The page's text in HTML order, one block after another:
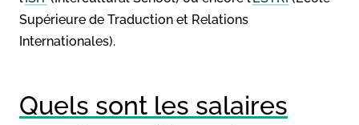
Supérieure de Traduction et Relations
Internationales).
Quels sont les salaires